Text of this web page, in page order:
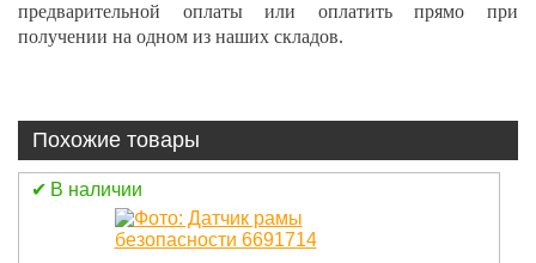
предварительной оплаты или оплатить прямо при
получении на одном из наших складов.
Похожие товары
В наличии